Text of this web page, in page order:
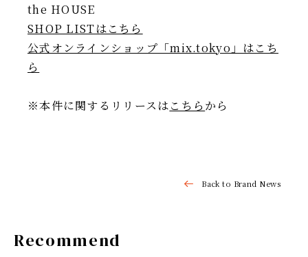
the HOUSE
SHOP LISTはこちら
公式オンラインショップ「mix.tokyo」はこち
ら
※本件に関するリリースはこちら から
Back to Brand News
Recommend